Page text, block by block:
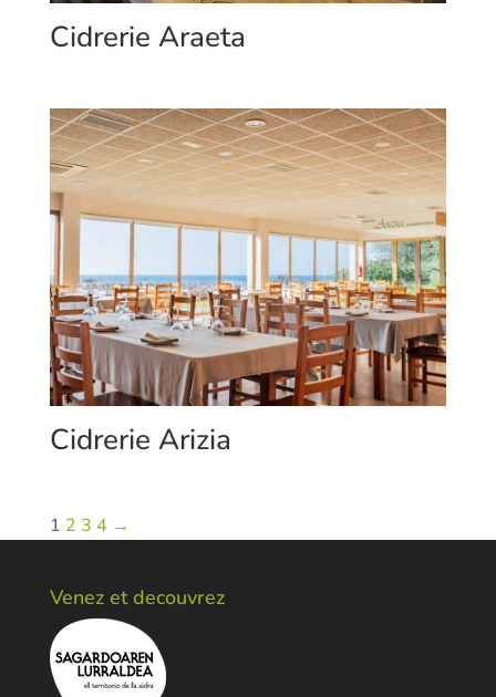
Cidrerie Araeta
Cidrerie Arizia
1 2 3 4 →
Venez et decouvrez